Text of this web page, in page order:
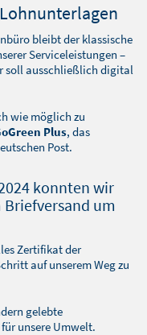
bleibt der klassische
Serviceleistungen –
soll ausschließlich digital
wie möglich zu
Plus, das
Post.
konnten wir
Briefversand um
Zertifikat der
auf unserem Weg zu
gelebte
unsere Umwelt.